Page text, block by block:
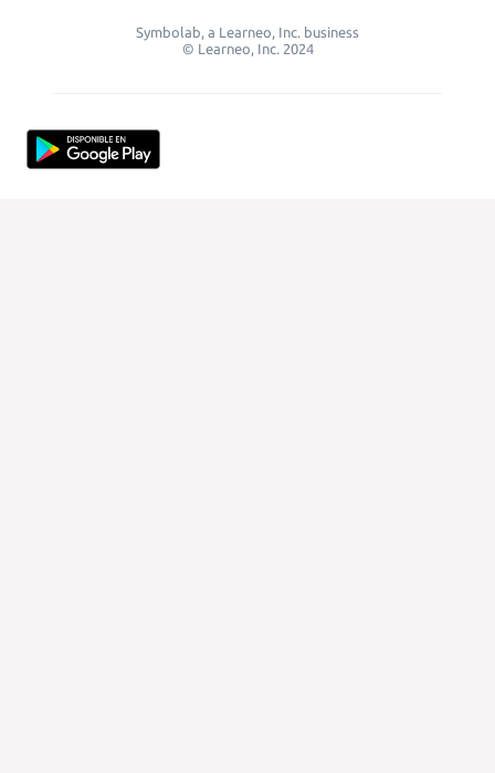
Symbolab, a Learneo, Inc. business
© Learneo, Inc. 2024